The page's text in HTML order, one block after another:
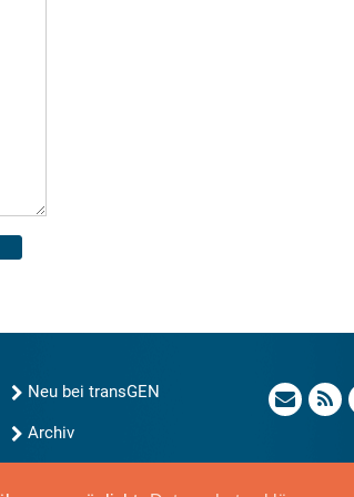
Neu bei transGEN
Archiv